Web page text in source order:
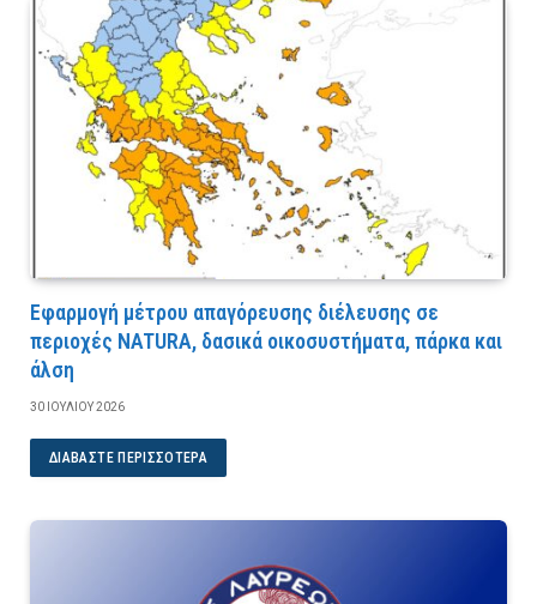
Εφαρμογή μέτρου απαγόρευσης διέλευσης σε
περιοχές NATURA, δασικά οικοσυστήματα, πάρκα και
άλση
30 ΙΟΥΛΊΟΥ 2026
ΔΙΑΒΆΣΤΕ ΠΕΡΙΣΣΌΤΕΡΑ